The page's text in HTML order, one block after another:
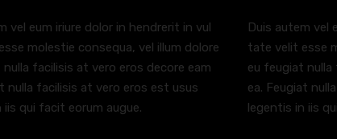
vel eum iriure dolor in hendrerit in vul
molestie consequa, vel illum dolore
facilisis at vero eros decore eam
nulla facilisis at vero eros est usus
iis qui facit eorum augue.
Duis autem vel
tate velit esse
eu feugiat nulla
ea. Feugiat
legentis in iis